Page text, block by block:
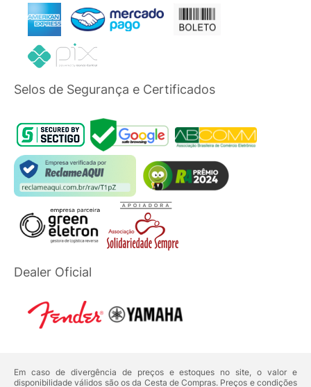
Selos de Segurança e Certificados
Dealer Oficial
Em caso de divergência de preços e estoques no site, o valor e
disponibilidade válidos são os da Cesta de Compras. Preços e condições